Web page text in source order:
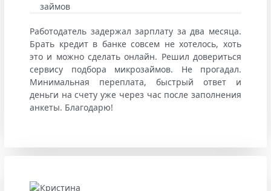
Работодатель задержал зарплату за два месяца.
Брать кредит в банке совсем не хотелось, хоть
это и можно сделать онлайн. Решил довериться
сервису подбора микрозаймов. Не прогадал.
Минимальная переплата, быстрый ответ и
деньги на счету уже через час после заполнения
анкеты. Благодарю!